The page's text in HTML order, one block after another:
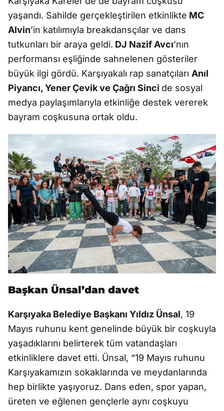
yaşandı. Sahilde gerçekleştirilen etkinlikte MC
Alvin’in katılımıyla breakdansçılar ve dans
tutkunları bir araya geldi. DJ Nazif Avcı’nın
performansı eşliğinde sahnelenen gösteriler
büyük ilgi gördü. Karşıyakalı rap sanatçıları Anıl
Piyancı, Yener Çevik ve Çağrı Sinci de sosyal
medya paylaşımlarıyla etkinliğe destek vererek
bayram coşkusuna ortak oldu.
Başkan Ünsal’dan davet
Karşıyaka Belediye Başkanı Yıldız Ünsal, 19
Mayıs ruhunu kent genelinde büyük bir coşkuyla
yaşadıklarını belirterek tüm vatandaşları
etkinliklere davet etti. Ünsal, “19 Mayıs ruhunu
Karşıyakamızın sokaklarında ve meydanlarında
hep birlikte yaşıyoruz. Dans eden, spor yapan,
üreten ve eğlenen gençlerle aynı coşkuyu